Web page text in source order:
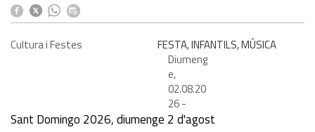
Cultura i Festes
FESTA, INFANTILS, MÚSICA
Diumeng
e,
02.08.20
26-
Sant Domingo 2026, diumenge 2 d'agost